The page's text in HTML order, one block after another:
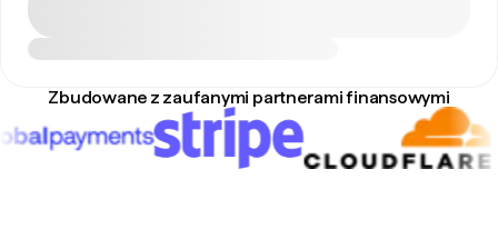
Zbudowane z zaufanymi partnerami finansowymi